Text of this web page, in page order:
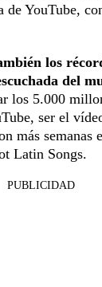
de YouTube,
los
del
los 5.000
ser el
más semanas
Latin Songs.
PUBLICIDAD